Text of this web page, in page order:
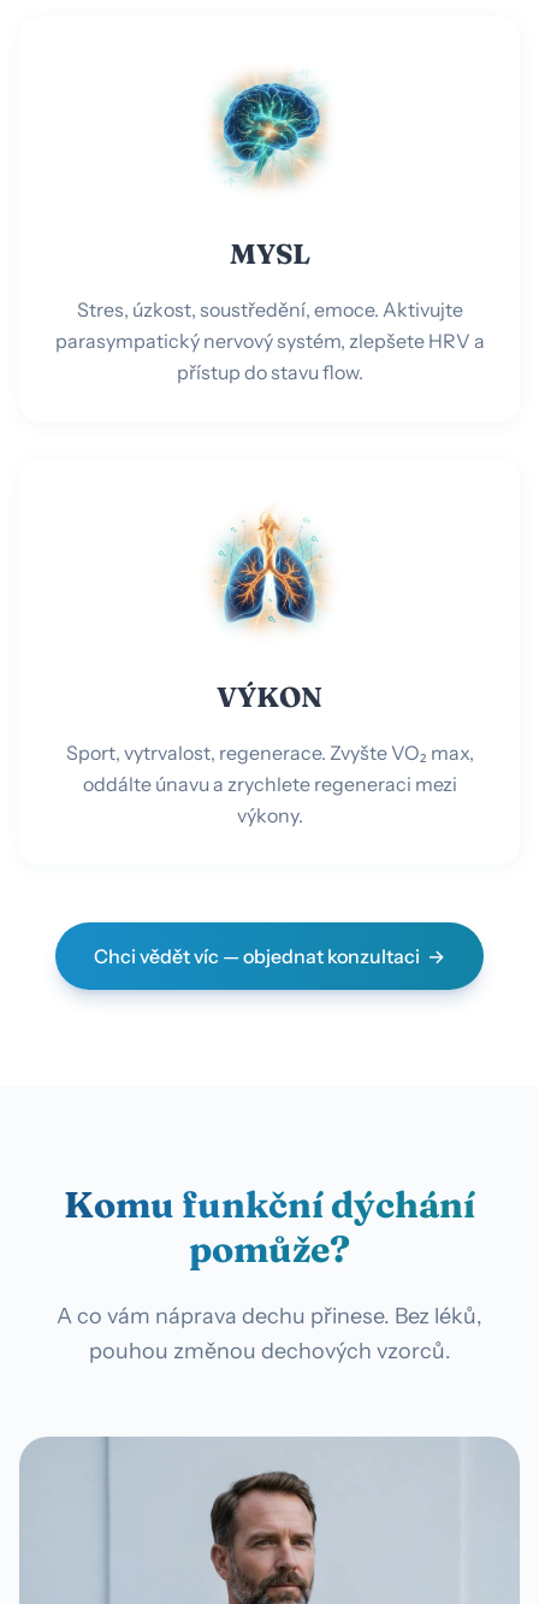
MYSL
Stres, úzkost, soustředění, emoce. Aktivujte
parasympatický nervový systém, zlepšete HRV a
přístup do stavu flow.
VÝKON
Sport, vytrvalost, regenerace. Zvyšte VO₂ max,
oddálte únavu a zrychlete regeneraci mezi
výkony.
Chci vědět víc — objednat konzultaci
Komu funkční dýchání
pomůže?
A co vám náprava dechu přinese. Bez léků,
pouhou změnou dechových vzorců.